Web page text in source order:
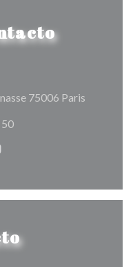
75006 Paris((abre en
((abre en una nueva
((abre en una